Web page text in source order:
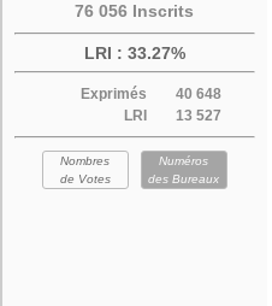
76 056 Inscrits
LRI : 33.27%
Exprimés
40 648
LRI
13 527
Nombres
de Votes
Numéros
des Bureaux